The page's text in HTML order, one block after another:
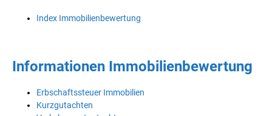
Index Immobilienbewertung
Informationen Immobilienbewertung
Erbschaftssteuer Immobilien
Kurzgutachten